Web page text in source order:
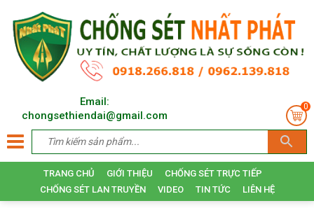
Email:
chongsethiendai@gmail.com
0
TRANG CHỦ GIỚI THIỆU
CHỐNG SÉT TRỰC TIẾP
CHỐNG SÉT LAN TRUYỀN
VIDEO TIN TỨC LIÊN HỆ